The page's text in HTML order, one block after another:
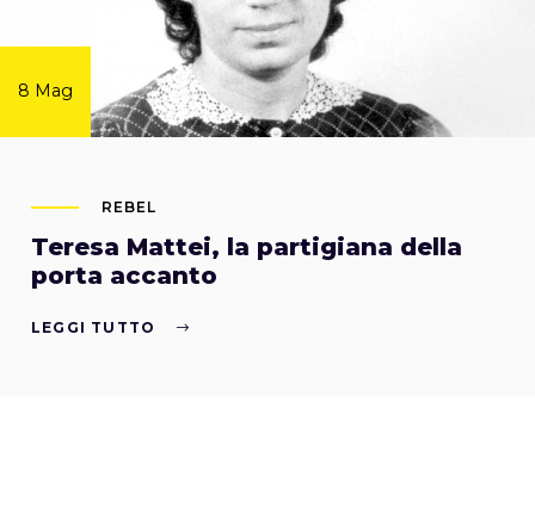
8 Mag
REBEL
Teresa Mattei, la partigiana della
porta accanto
LEGGI TUTTO